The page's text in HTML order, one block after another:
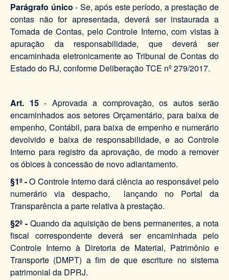
Parágrafo único - Se, após este período, a prestação de
contas não for apresentada, deverá ser instaurada a
Tomada de Contas, pelo Controle Interno, com vistas à
apuração da responsabilidade, que deverá ser
encaminhada eletronicamente ao Tribunal de Contas do
Estado do RJ, conforme Deliberação TCE nº 279/2017.
Art. 15 - Aprovada a comprovação, os autos serão
encaminhados aos setores Orçamentário, para baixa de
empenho, Contábil, para baixa de empenho e numerário
devolvido e baixa de responsabilidade, e ao Controle
Interno para registro da aprovação, de modo a remover
os óbices à concessão de novo adiantamento.
§1º -O Controle Interno dará ciência ao responsável pelo
numerário via despacho, lançando no Portal da
Transparência a parte relativa à prestação.
§2º - Quando da aquisição de bens permanentes, a nota
fiscal correspondente deverá ser encaminhada pelo
Controle Interno à Diretoria de Material, Patrimônio e
Transporte (DMPT) a fim de que escriture no sistema
patrimonial da DPRJ.